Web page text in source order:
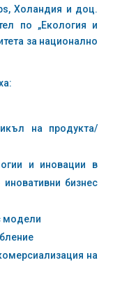
Холандия и доц.
по „Екология и
за национално
на продукта/
и иновации в
бизнес
модели
на